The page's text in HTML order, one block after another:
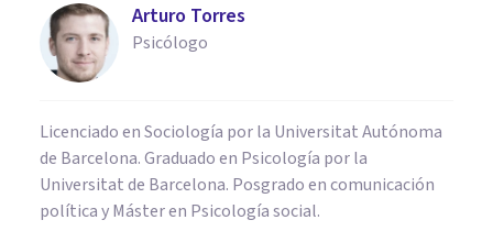
Arturo Torres
Psicólogo
Licenciado en Sociología por la Universitat Autónoma
de Barcelona. Graduado en Psicología por la
Universitat de Barcelona. Posgrado en comunicación
política y Máster en Psicología social.